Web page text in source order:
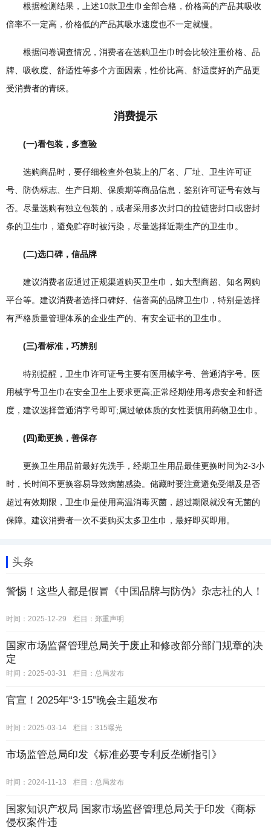
根据检测结果，上述10款卫生巾全部合格，价格高的产品其吸收
倍率不一定高，价格低的产品其吸水速度也不一定就慢。
根据问卷调查情况，消费者在选购卫生巾时会比较注重价格、品
牌、吸收度、舒适性等多个方面因素，性价比高、舒适度好的产品更
受消费者的青睐。
消费提示
(一)看包装，多查验
选购商品时，要仔细检查外包装上的厂名、厂址、卫生许可证
号、防伪标志、生产日期、保质期等商品信息，鉴别许可证号有效与
否。尽量选购有独立包装的，或者采用多次封口的拉链密封口或密封
条的卫生巾，避免贮存时被污染，尽量选择近期生产的卫生巾。
(二)选口碑，信品牌
建议消费者应通过正规渠道购买卫生巾，如大型商超、知名网购
平台等。建议消费者选择口碑好、信誉高的品牌卫生巾，特别是选择
有严格质量管理体系的企业生产的、有安全证书的卫生巾。
(三)看标准，巧辨别
特别提醒，卫生巾许可证号主要有医用械字号、普通消字号。医
用械字号卫生巾在安全卫生上要求更高;正常经期使用考虑安全和舒适
度，建议选择普通消字号即可;属过敏体质的女性要慎用药物卫生巾。
(四)勤更换，善保存
更换卫生用品前最好先洗手，经期卫生用品最佳更换时间为2-3小
时，长时间不更换容易导致病菌感染。储藏时要注意避免受潮及是否
超过有效期限，卫生巾是使用高温消毒灭菌，超过期限就没有无菌的
保障。建议消费者一次不要购买太多卫生巾，最好即买即用。
头条
警惕！这些人都是假冒《中国品牌与防伪》杂志社的人！
时间：2025-12-29 栏目： 郑重声明
国家市场监督管理总局关于废止和修改部分部门规章的决
定
时间：2025-03-31 栏目： 总局发布
官宣！2025年“3·15”晚会主题发布
时间：2025-03-14 栏目： 315曝光
市场监管总局印发《标准必要专利反垄断指引》
时间：2024-11-13 栏目： 总局发布
国家知识产权局 国家市场监督管理总局关于印发《商标
侵权案件违